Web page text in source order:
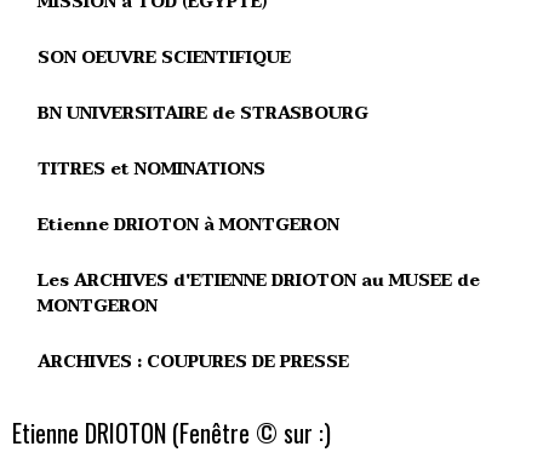
SON OEUVRE SCIENTIFIQUE
BN UNIVERSITAIRE de STRASBOURG
TITRES et NOMINATIONS
Etienne DRIOTON à MONTGERON
Les ARCHIVES d'ETIENNE DRIOTON au MUSEE de
MONTGERON
ARCHIVES : COUPURES DE PRESSE
Etienne DRIOTON (Fenêtre © sur :)